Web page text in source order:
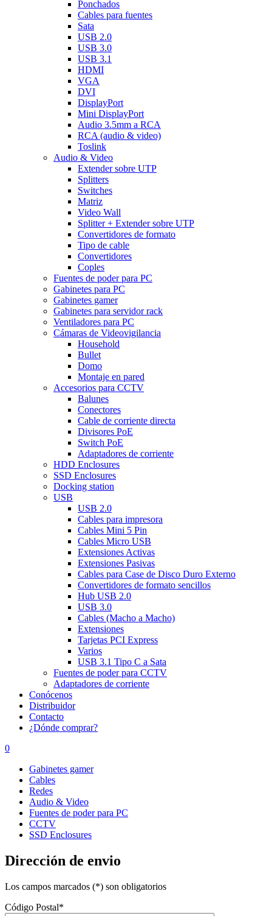
Ponchados
Cables para fuentes
Sata
USB 2.0
USB 3.0
USB 3.1
HDMI
VGA
DVI
DisplayPort
Mini DisplayPort
Audio 3.5mm a RCA
RCA (audio & video)
Toslink
Audio & Video
Extender sobre UTP
Splitters
Switches
Matriz
Video Wall
Splitter + Extender sobre UTP
Convertidores de formato
Tipo de cable
Convertidores
Coples
Fuentes de poder para PC
Gabinetes para PC
Gabinetes gamer
Gabinetes para servidor rack
Ventiladores para PC
Cámaras de Videovigilancia
Household
Bullet
Domo
Montaje en pared
Accesorios para CCTV
Balunes
Conectores
Cable de corriente directa
Divisores PoE
Switch PoE
Adaptadores de corriente
HDD Enclosures
SSD Enclosures
Docking station
USB
USB 2.0
Cables para impresora
Cables Mini 5 Pin
Cables Micro USB
Extensiones Activas
Extensiones Pasivas
Cables para Case de Disco Duro Externo
Convertidores de formato sencillos
Hub USB 2.0
USB 3.0
Cables (Macho a Macho)
Extensiones
Tarjetas PCI Express
Varios
USB 3.1 Tipo C a Sata
Fuentes de poder para CCTV
Adaptadores de corriente
Conócenos
Distribuidor
Contacto
¿Dónde comprar?
0
Gabinetes gamer
Cables
Redes
Audio & Video
Fuentes de poder para PC
CCTV
SSD Enclosures
Dirección de envio
Los campos marcados (*) son obligatorios
Código Postal*